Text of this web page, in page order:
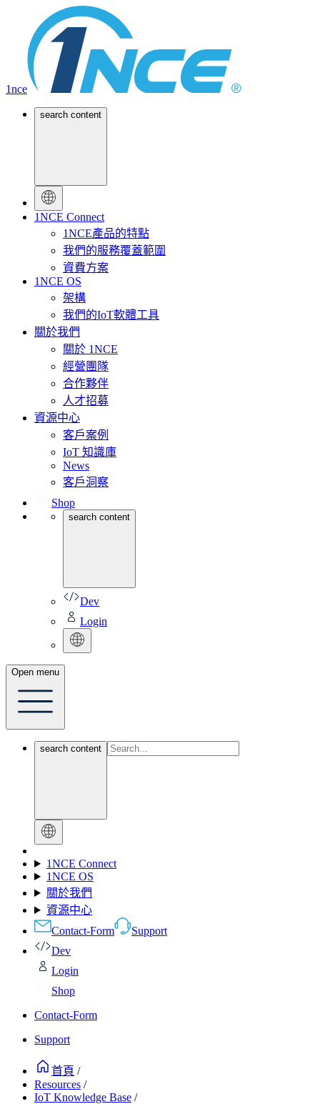
1nce
search content
1NCE Connect
1NCE產品的特點
我們的服務覆蓋範圍
資費方案
1NCE OS
架構
我們的IoT軟體工具
關於我們
關於 1NCE
經營團隊
合作夥伴
人才招募
資源中心
客戶案例
IoT 知識庫
News
客戶洞察
Shop
search content
Dev
Login
Open menu
search content
1NCE Connect
1NCE OS
關於我們
資源中心
Contact-Form
Support
Dev
Login
Shop
Contact-Form
Support
首頁 /
Resources /
IoT Knowledge Base /